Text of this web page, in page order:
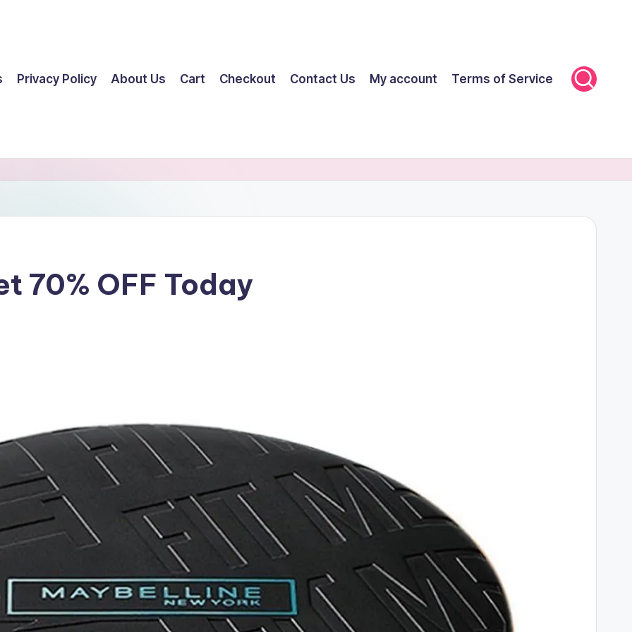
Privacy Policy About Us Cart Checkout Contact Us My account Terms of Service
70% OFF Today